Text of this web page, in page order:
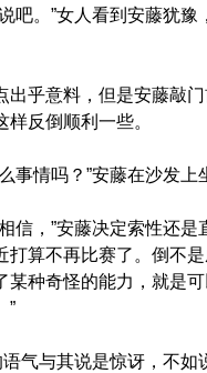
吧。”女人看到安藤犹豫
出乎意料，但是安藤敲
反倒顺利一些。
事情吗？”安藤在沙发上
信，”安藤决定索性还是
打算不再比赛了。倒不
某种奇怪的能力，就是可
”
气与其说是惊讶，不如